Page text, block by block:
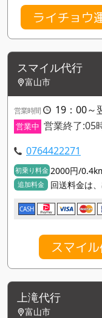
ライチョウ
スマイル代行
富山市
営業時間 19：00～
営業中 営業終了:05
0764422271
初乗り料金 2000円/
追加料金 回送料金は
CASH
スマイ
上滝代行
富山市